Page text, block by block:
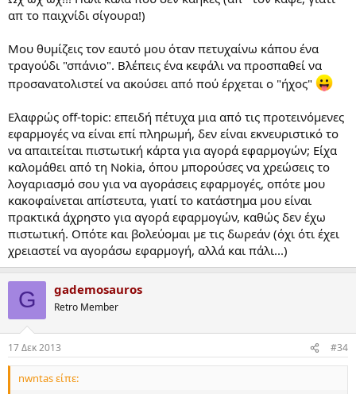
απ το παιχνίδι σίγουρα!)
Μου θυμίζεις τον εαυτό μου όταν πετυχαίνω κάπου ένα
τραγούδι "σπάνιο". Βλέπεις ένα κεφάλι να προσπαθεί να
προσανατολιστεί να ακούσει από πού έρχεται ο "ήχος"
Ελαφρώς off-topic: επειδή πέτυχα μια από τις προτεινόμενες
εφαρμογές να είναι επί πληρωμή, δεν είναι εκνευριστικό το
να απαιτείται πιστωτική κάρτα για αγορά εφαρμογών; Είχα
καλομάθει από τη Nokia, όπου μπορούσες να χρεώσεις το
λογαριασμό σου για να αγοράσεις εφαρμογές, οπότε μου
κακοφαίνεται απίστευτα, γιατί το κατάστημα μου είναι
πρακτικά άχρηστο για αγορά εφαρμογών, καθώς δεν έχω
πιστωτική. Οπότε και βολεύομαι με τις δωρεάν (όχι ότι έχει
χρειαστεί να αγοράσω εφαρμογή, αλλά και πάλι...)
G gademosauros
Retro Member
17 Δεκ 2013 #34
nwntas είπε: